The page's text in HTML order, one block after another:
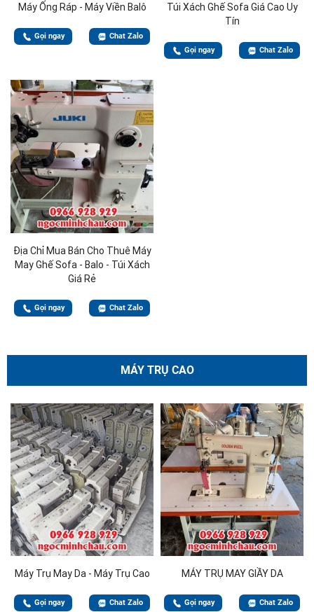
Máy Ống Ráp - Máy Viền Balô
Gọi ngay Chat Zalo
Túi Xách Ghế Sofa Giá Cao Uy
Tín
Gọi ngay Chat Zalo
Địa Chỉ Mua Bán Cho Thuê Máy
May Ghế Sofa - Balo - Túi Xách
Giá Rẻ
Gọi ngay Chat Zalo
MÁY TRỤ CAO
Máy Trụ May Da - Máy Trụ Cao
Gọi ngay Chat Zalo
MÁY TRỤ MAY GIẦY DA
Gọi ngay Chat Zalo